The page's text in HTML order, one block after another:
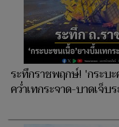
ระทึกราชพฤกษ์! 'กระบ
คว่ำเทกระจาด-บาดเจ็บ